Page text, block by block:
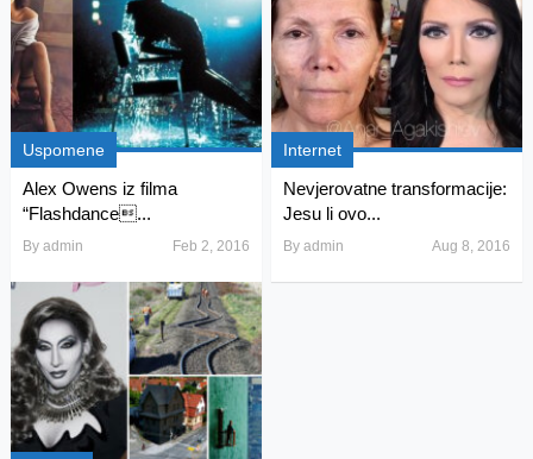
Uspomene
Alex Owens iz filma
“Flashdance...
By admin Feb 2, 2016
Internet
Nevjerovatne transformacije:
Jesu li ovo...
Byadmin Aug 8, 2016